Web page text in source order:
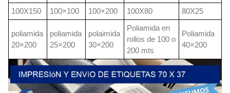
100X150
100×100 100×200 100X80 80X25
poliamida
20×200
poliamida
25×200
polaimida
30×200
Poliamida en
rollos de 100 o
200 mts
Poliamida
40×200